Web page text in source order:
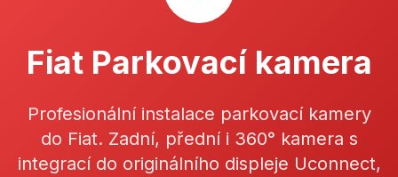
Fiat Parkovací kamera
Profesionální instalace parkovací kamery
do Fiat. Zadní, přední i 360° kamera s
integrací do originálního displeje Uconnect,